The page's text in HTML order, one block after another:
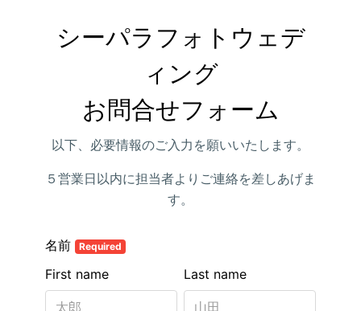
シーパラフォトウェデ
ィング
お問合せフォーム
以下、必要情報のご入力を願いいたします。
５営業日以内に担当者よりご連絡を差しあげま
す。
名前 Required
Last name
First name